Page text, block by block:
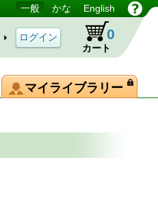
一般 かな English
カート
0
マイライブラリー